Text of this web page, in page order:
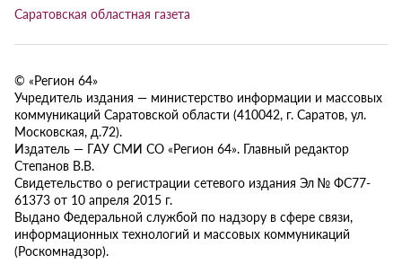
Саратовская областная газета
© «Регион 64»
Учредитель издания — министерство информации и массовых
коммуникаций Саратовской области (410042, г. Саратов, ул.
Московская, д.72).
Издатель — ГАУ СМИ СО «Регион 64». Главный редактор
Степанов В.В.
Свидетельство о регистрации сетевого издания Эл № ФС77-
61373 от 10 апреля 2015 г.
Выдано Федеральной службой по надзору в сфере связи,
информационных технологий и массовых коммуникаций
(Роскомнадзор).